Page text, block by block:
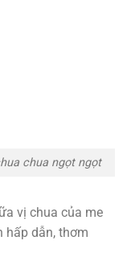
chua ngọt ngọt
vị chua của me
hấp dẫn, thơm